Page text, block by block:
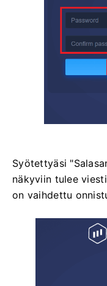
Syötettyäsi
näkyviin tulee
on vaihdettu